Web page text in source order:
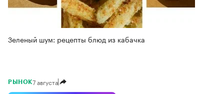
Зеленый шум: рецепты блюд из кабачка
РЫНОК7 августа